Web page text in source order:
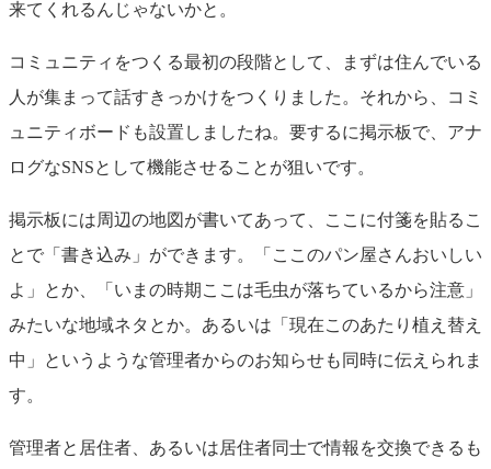
来てくれるんじゃないかと。
コミュニティをつくる最初の段階として、まずは住んでいる
人が集まって話すきっかけをつくりました。それから、コミ
ュニティボードも設置しましたね。要するに掲示板で、アナ
ログなSNSとして機能させることが狙いです。
掲示板には周辺の地図が書いてあって、ここに付箋を貼るこ
とで「書き込み」ができます。「ここのパン屋さんおいしい
よ」とか、「いまの時期ここは毛虫が落ちているから注意」
みたいな地域ネタとか。あるいは「現在このあたり植え替え
中」というような管理者からのお知らせも同時に伝えられま
す。
管理者と居住者、あるいは居住者同士で情報を交換できるも